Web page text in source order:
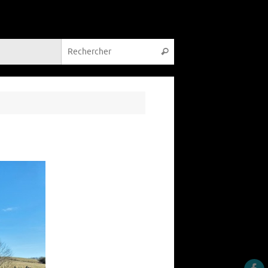
Rechercher